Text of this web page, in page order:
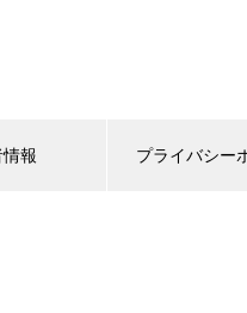
報 プライバシー